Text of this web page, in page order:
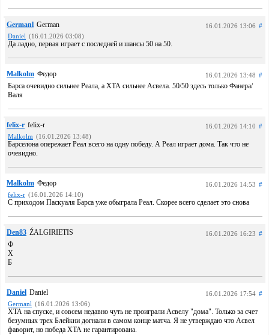
Germanl German 16.01.2026 13:06 #
Daniel (16.01.2026 03:08)
Да ладно, первая играет с последней и шансы 50 на 50.
Malkolm Федор 16.01.2026 13:48 #
Барса очевидно сильнее Реала, а ХТА сильнее Асвела. 50/50 здесь только Фанера/
Валя
felix-r felix-r 16.01.2026 14:10 #
Malkolm (16.01.2026 13:48)
Барселона опережает Реал всего на одну победу. А Реал играет дома. Так что не
очевидно.
Malkolm Федор 16.01.2026 14:53 #
felix-r (16.01.2026 14:10)
С приходом Паскуаля Барса уже обыграла Реал. Скорее всего сделает это снова
Den83 ŹALGIRIETIS 16.01.2026 16:23 #
Ф
Х
Б
Daniel Daniel 16.01.2026 17:54 #
Germanl (16.01.2026 13:06)
ХТА на спуске, и совсем недавно чуть не проиграли Асвелу "дома". Только за счет
безумных трех Блейкни догнали в самом конце матча. Я не утверждаю что Асвел
фаворит, но победа ХТА не гарантирована.